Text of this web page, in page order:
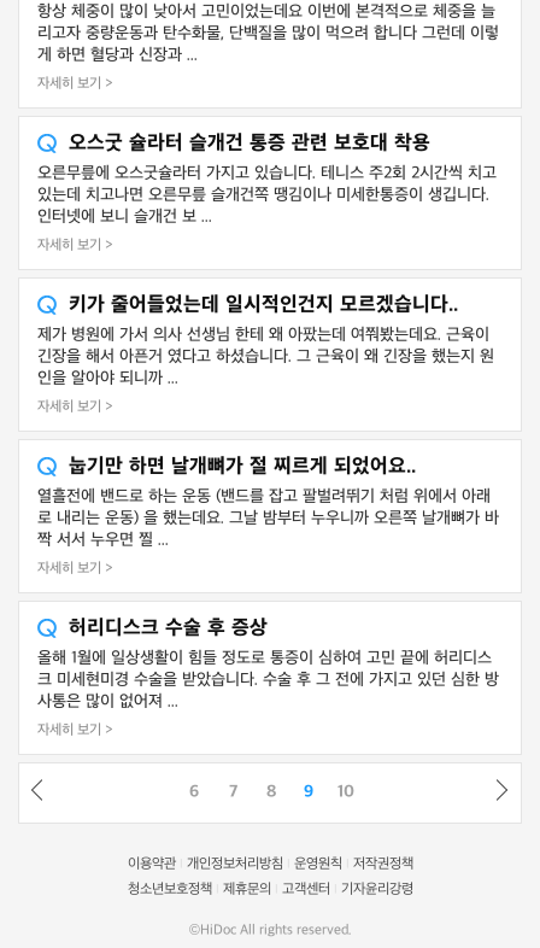
항상 체중이 많이 낮아서 고민이었는데요 이번에 본격적으로 체중을 늘
리고자 중량운동과 탄수화물, 단백질을 많이 먹으려 합니다 그런데 이렇
게 하면 혈당과 신장과 ...
자세히 보기 >
오스굿 슐라터 슬개건 통증 관련 보호대 착용
오른무릎에 오스굿슐라터 가지고 있습니다. 테니스 주2회 2시간씩 치고
있는데 치고나면 오른무릎 슬개건쪽 땡김이나 미세한통증이 생깁니다.
인터넷에 보니 슬개건 보 ...
자세히 보기 >
키가 줄어들었는데 일시적인건지 모르겠습니다..
제가 병원에 가서 의사 선생님 한테 왜 아팠는데 여쭤봤는데요. 근육이
긴장을 해서 아픈거 였다고 하셨습니다. 그 근육이 왜 긴장을 했는지 원
인을 알아야 되니까 ...
자세히 보기 >
눕기만 하면 날개뼈가 절 찌르게 되었어요..
열흘전에 밴드로 하는 운동 (밴드를 잡고 팔벌려뛰기 처럼 위에서 아래
로 내리는 운동) 을 했는데요. 그날 밤부터 누우니까 오른쪽 날개뼈가 바
짝 서서 누우면 찔 ...
자세히 보기 >
허리디스크 수술 후 증상
올해 1월에 일상생활이 힘들 정도로 통증이 심하여 고민 끝에 허리디스
크 미세현미경 수술을 받았습니다. 수술 후 그 전에 가지고 있던 심한 방
사통은 많이 없어져 ...
자세히 보기 >
6 7 8 9 10
이용약관 개인정보처리방침 운영원칙
저작권정책
청소년보호정책
제휴문의 고객센터 기자윤리강령
©HiDoc All rights reserved.